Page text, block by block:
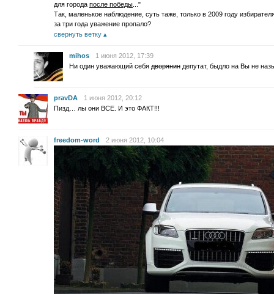
для города после победы ..."
Так, маленькое наблюдение, суть таже, только в 2009 году
за три года уважение пропало?
свернуть ветку
mihos
1 июня 2012, 17:39
Ни один уважающий себя дворянин депутат, быдло на Вы не
pravDA
1 июня 2012, 20:12
Пизд… лы они ВСЕ. И это ФАКТ!!!
freedom-word 2 июня 2012, 10:04